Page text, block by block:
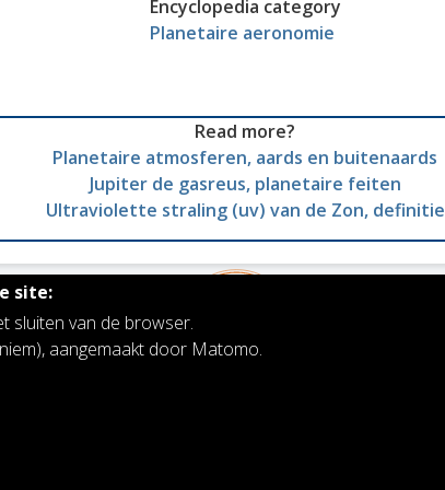
Encyclopedia category
Planetaire aeronomie
Read more?
Planetaire atmosferen, aards en buitenaards
Jupiter de gasreus, planetaire feiten
Ultraviolette straling (uv) van de Zon, definitie
site:
sluiten van de browser.
aangemaakt door Matomo.